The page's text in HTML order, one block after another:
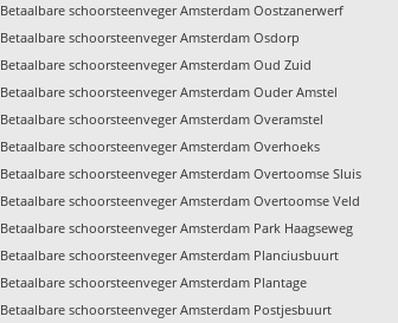
Betaalbare schoorsteenveger Amsterdam Oostzanerwerf
Betaalbare schoorsteenveger Amsterdam Osdorp
Betaalbare schoorsteenveger Amsterdam Oud Zuid
Betaalbare schoorsteenveger Amsterdam Ouder Amstel
Betaalbare schoorsteenveger Amsterdam Overamstel
Betaalbare schoorsteenveger Amsterdam Overhoeks
Betaalbare schoorsteenveger Amsterdam Overtoomse Sluis
Betaalbare schoorsteenveger Amsterdam Overtoomse Veld
Betaalbare schoorsteenveger Amsterdam Park Haagseweg
Betaalbare schoorsteenveger Amsterdam Planciusbuurt
Betaalbare schoorsteenveger Amsterdam Plantage
Betaalbare schoorsteenveger Amsterdam Postjesbuurt